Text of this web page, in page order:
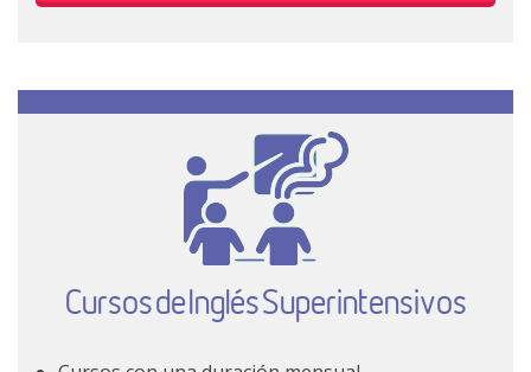
Cursos de Inglés Superintensivos